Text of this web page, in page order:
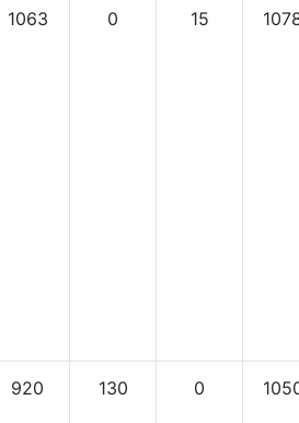
1063 0 15
920 130 0